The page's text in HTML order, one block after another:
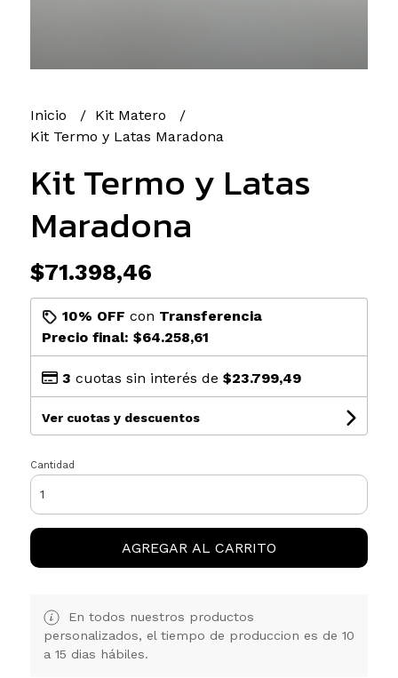
Inicio
Kit Matero
Kit Termo y Latas Maradona
Kit Termo y Latas
Maradona
$71.398,46
10% OFF con Transferencia
Precio final: $64.258,61
3 cuotas sin interés de $23.799,49
Ver cuotas y descuentos
Cantidad
AGREGAR AL CARRITO
En todos nuestros productos
personalizados, el tiempo de produccion es de 10
a 15 dias hábiles.